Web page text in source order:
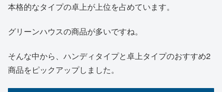
本格的なタイプの卓上が上位を占めています。
グリーンハウスの商品が多いですね。
そんな中から、ハンディタイプと卓上タイプのおすすめ2
商品をピックアップしました。